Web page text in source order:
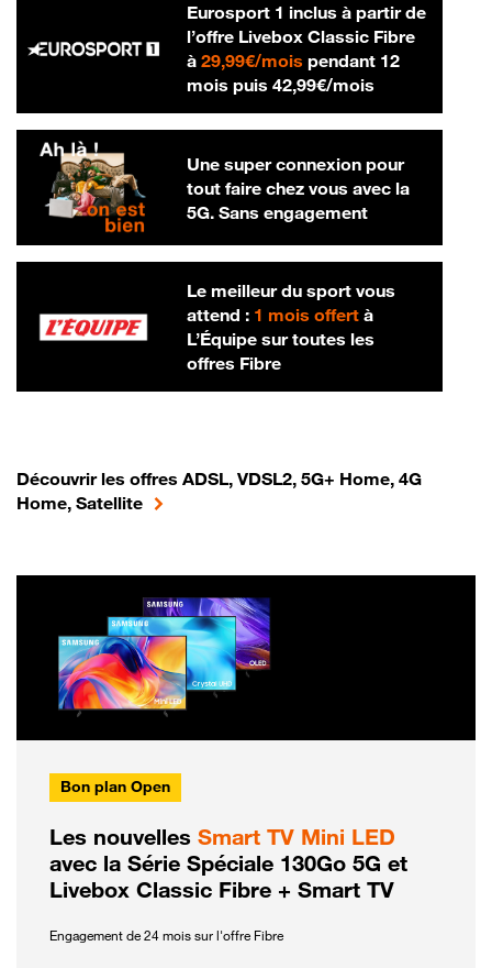
Eurosport 1 inclus à partir de
l’offre Livebox Classic Fibre
à 29,99€/mois29,99 € par mois
pendant 12
mois puis 42,99€/mois42,99 € par
Une super connexion pour
tout faire chez vous avec la
5G. Sans engagement
Le meilleur du sport vous
attend : 1 mois offertà
L’Équipe sur toutes les
offres Fibre
Découvrir les offres ADSL, VDSL2, 5G+ Home, 4G
Home, Satellite
Bon plan Open
Les nouvelles Smart TV Mini LED
avec la Série Spéciale 130Go 5G et
Livebox Classic Fibre + Smart TV
Engagement de 24 mois sur l'offre Fibre